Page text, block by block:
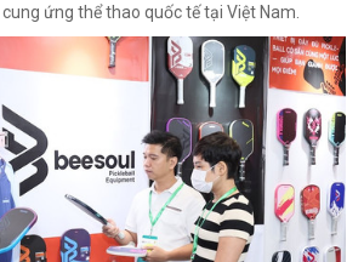
ứng thể thao quốc tế tại Việt Nam.